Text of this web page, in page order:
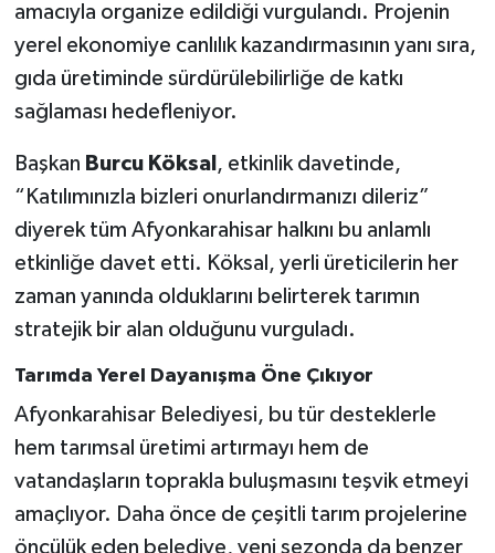
amacıyla organize edildiği vurgulandı. Projenin
yerel ekonomiye canlılık kazandırmasının yanı sıra,
gıda üretiminde sürdürülebilirliğe de katkı
sağlaması hedefleniyor.
Başkan Burcu Köksal , etkinlik davetinde,
“Katılımınızla bizleri onurlandırmanızı dileriz”
diyerek tüm Afyonkarahisar halkını bu anlamlı
etkinliğe davet etti. Köksal, yerli üreticilerin her
zaman yanında olduklarını belirterek tarımın
stratejik bir alan olduğunu vurguladı.
Tarımda Yerel Dayanışma Öne Çıkıyor
Afyonkarahisar Belediyesi, bu tür desteklerle
hem tarımsal üretimi artırmayı hem de
vatandaşların toprakla buluşmasını teşvik etmeyi
amaçlıyor. Daha önce de çeşitli tarım projelerine
öncülük eden belediye, yeni sezonda da benzer